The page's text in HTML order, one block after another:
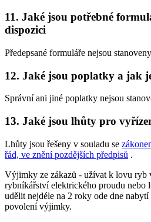
11. Jaké jsou potřebné
dispozici
Předepsané formuláře nejsou
12. Jaké jsou poplatky a jak
Správní ani jiné poplatky nejsou
13. Jaké jsou lhůty pro
Lhůty jsou řešeny v souladu se
řád, ve znění pozdějších předpisů .
Výjimky ze zákazů - užívat k lovu ryb
rybníkářství elektrického proudu nebo
udělit nejdéle na 2 roky ode dne
povolení výjimky.